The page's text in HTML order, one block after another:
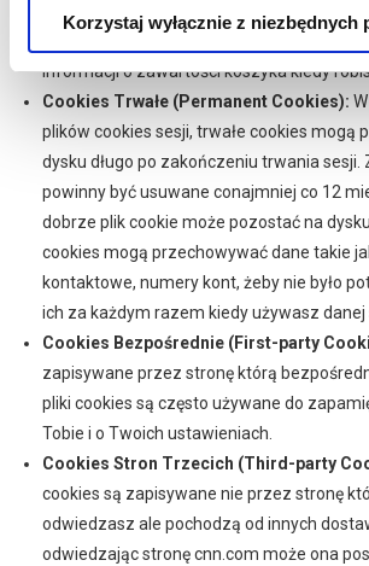
Korzystaj wyłącznie z niezbędnych
opuszczasz stronę. Ten typ plików
informacji o zawartości koszyka kiedy
Cookies Trwałe (Permanent Cookies):
plików cookies sesji, trwałe cookies mogą
dysku długo po zakończeniu trwania sesji.
powinny być usuwane conajmniej co 12
dobrze plik cookie może pozostać na
cookies mogą przechowywać dane takie
kontaktowe, numery kont, żeby nie było
ich za każdym razem kiedy używasz danej
Cookies Bezpośrednie (First-party
zapisywane przez stronę którą
pliki cookies są często używane do
Tobie i o Twoich ustawieniach.
Cookies Stron Trzecich (Third-party
cookies są zapisywane nie przez stronę
odwiedzasz ale pochodzą od innych
odwiedzając stronę cnn.com może ona